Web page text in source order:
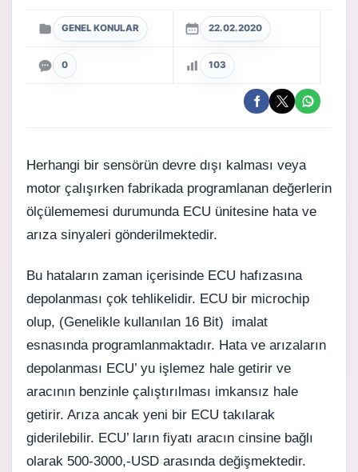
GENEL KONULAR 22.02.2020
0 103
Herhangi bir sensörün devre dışı kalması veya
motor çalışırken fabrikada programlanan değerlerin
ölçülememesi durumunda ECU ünitesine hata ve
arıza sinyaleri gönderilmektedir.
Bu hataların zaman içerisinde ECU hafızasına
depolanması çok tehlikelidir. ECU bir microchip
olup, (Genelikle kullanılan 16 Bit) imalat
esnasında programlanmaktadır. Hata ve arızaların
depolanması ECU’ yu işlemez hale getirir ve
aracının benzinle çalıştırılması imkansız hale
getirir. Arıza ancak yeni bir ECU takılarak
giderilebilir. ECU’ ların fiyatı aracın cinsine bağlı
olarak 500-3000,-USD arasında değişmektedir.